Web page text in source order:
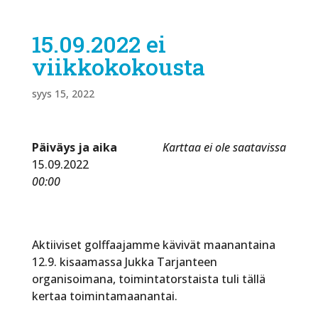
15.09.2022 ei
viikkokokousta
syys 15, 2022
Karttaa ei ole saatavissa
Päiväys ja aika
15.09.2022
00:00
Aktiiviset golffaajamme kävivät maanantaina
12.9. kisaamassa Jukka Tarjanteen
organisoimana, toimintatorstaista tuli tällä
kertaa toimintamaanantai.